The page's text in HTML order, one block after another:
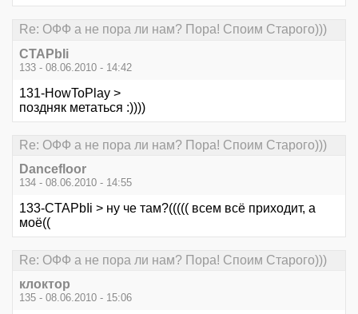
Re: ОФФ а не пора ли нам? Пора! Споим Старого)))
CTAPbIi
133 - 08.06.2010 - 14:42
131-HowToPlay >
поздняк метаться :))))
Re: ОФФ а не пора ли нам? Пора! Споим Старого)))
Dancefloor
134 - 08.06.2010 - 14:55
133-CTAPbIi > ну че там?((((( всем всё приходит, а
моё((
Re: ОФФ а не пора ли нам? Пора! Споим Старого)))
клоктор
135 - 08.06.2010 - 15:06